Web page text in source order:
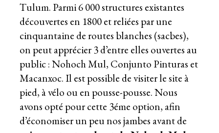
Tulum. Parmi 6 000 structures existantes
découvertes en 1800 et reliées par une
cinquantaine de routes blanches (sacbes),
on peut apprécier 3 d’entre elles ouvertes au
public : Nohoch Mul, Conjunto Pinturas et
Macanxoc. Il est possible de visiter le site à
pied, à vélo ou en pousse-pousse. Nous
avons opté pour cette 3éme option, afin
d’économiser un peu nos jambes avant de